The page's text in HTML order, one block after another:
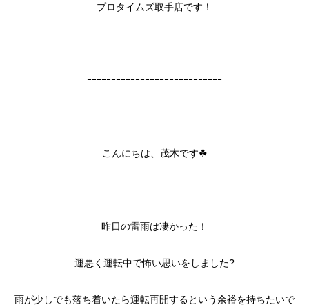
プロタイムズ取手店です！
ｰｰｰｰｰｰｰｰｰｰｰｰｰｰｰｰｰｰｰｰｰｰｰｰｰｰｰｰ
こんにちは、茂木です☘
昨日の雷雨は凄かった！
運悪く運転中で怖い思いをしました?
雨が少しでも落ち着いたら運転再開するという余裕を持ちたいで